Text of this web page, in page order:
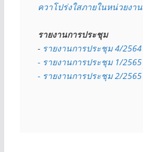
ควาโปร่งใสภายในหน่วยงาน
รายงานการประชุม
- รายงานการประชุม 4/2564
- รายงานการประชุม 1/2565
- รายงานการประชุม 2/2565